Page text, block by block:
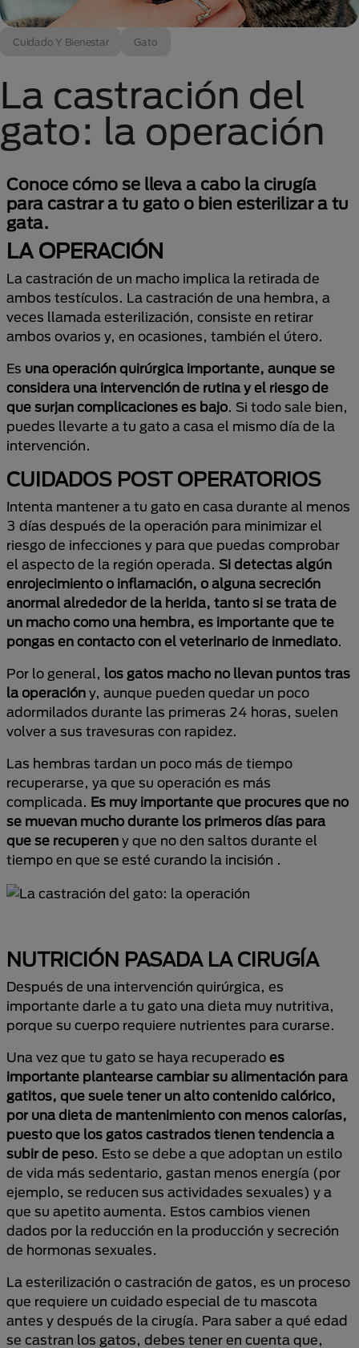
Cuidado Y Bienestar Gato
La castración del
gato: la operación
Conoce cómo se lleva a cabo la cirugía
para castrar a tu gato o bien esterilizar a tu
gata.
LA OPERACIÓN
La castración de un macho implica la retirada de
ambos testículos. La castración de una hembra, a
veces llamada esterilización, consiste en retirar
ambos ovarios y, en ocasiones, también el útero.
Es una operación quirúrgica importante, aunque se
considera una intervención de rutina y el riesgo de
que surjan complicaciones es bajo. Si todo sale bien,
puedes llevarte a tu gato a casa el mismo día de la
intervención.
CUIDADOS POST OPERATORIOS
Intenta mantener a tu gato en casa durante al menos
3 días después de la operación para minimizar el
riesgo de infecciones y para que puedas comprobar
el aspecto de la región operada. Si detectas algún
enrojecimiento o inflamación, o alguna secreción
anormal alrededor de la herida, tanto si se trata de
un macho como una hembra, es importante que te
pongas en contacto con el veterinario de inmediato.
Por lo general, los gatos macho no llevan puntos tras
la operación y, aunque pueden quedar un poco
adormilados durante las primeras 24 horas, suelen
volver a sus travesuras con rapidez.
Las hembras tardan un poco más de tiempo
recuperarse, ya que su operación es más
complicada. Es muy importante que procures que no
se muevan mucho durante los primeros días para
que se recuperen y que no den saltos durante el
tiempo en que se esté curando la incisión .
NUTRICIÓN PASADA LA CIRUGÍA
Después de una intervención quirúrgica, es
importante darle a tu gato una dieta muy nutritiva,
porque su cuerpo requiere nutrientes para curarse.
Una vez que tu gato se haya recuperado es
importante plantearse cambiar su alimentación para
gatitos, que suele tener un alto contenido calórico,
por una dieta de mantenimiento con menos calorías,
puesto que los gatos castrados tienen tendencia a
subir de peso . Esto se debe a que adoptan un estilo
de vida más sedentario, gastan menos energía (por
ejemplo, se reducen sus actividades sexuales) y a
que su apetito aumenta. Estos cambios vienen
dados por la reducción en la producción y secreción
de hormonas sexuales.
La esterilización o castración de gatos, es un proceso
que requiere un cuidado especial de tu mascota
antes y después de la cirugía. Para saber a qué edad
se castran los gatos, debes tener en cuenta que,